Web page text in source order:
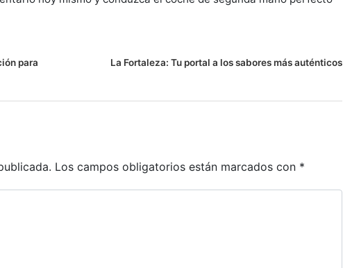
para
La Fortaleza: Tu portal a los sabores más auténticos
Los campos obligatorios están marcados con *